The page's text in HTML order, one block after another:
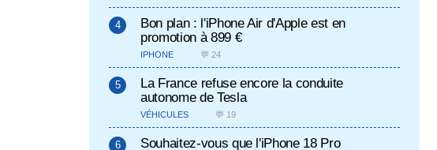
Bon plan : l'iPhone Air d'Apple est en
promotion à 899 €
IPHONE 💬 24
La France refuse encore la conduite
autonome de Tesla
VÉHICULES 💬 19
Souhaitez-vous que l'iPhone 18 Pro